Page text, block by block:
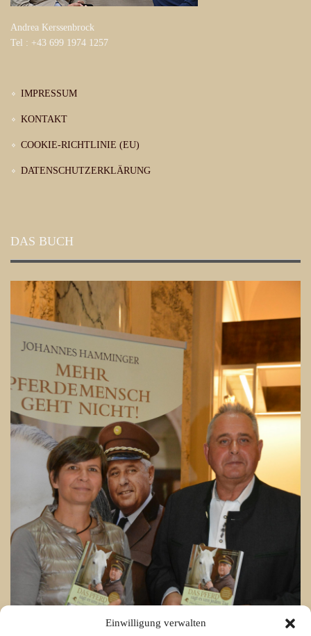
Einwilligung verwalten
Andrea Kerssenbrock
Tel : +43 699 1974 1257
IMPRESSUM
KONTAKT
COOKIE-RICHTLINIE (EU)
DATENSCHUTZERKLÄRUNG
DAS BUCH